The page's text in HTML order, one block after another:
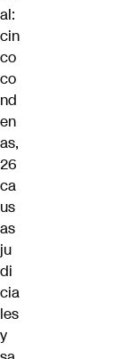
al:
cin
co
co
nd
en
as,
26
ca
us
as
ju
di
cia
les
y